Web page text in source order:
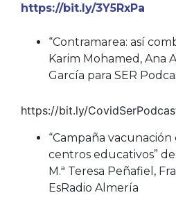
https://bit.ly/3Y5RxPa
“Contramarea: así
Karim Mohamed, Ana
García para SER
https://bit.ly/
“Campaña
centros educativos”
M.ª Teresa Peñafiel,
EsRadio Almería